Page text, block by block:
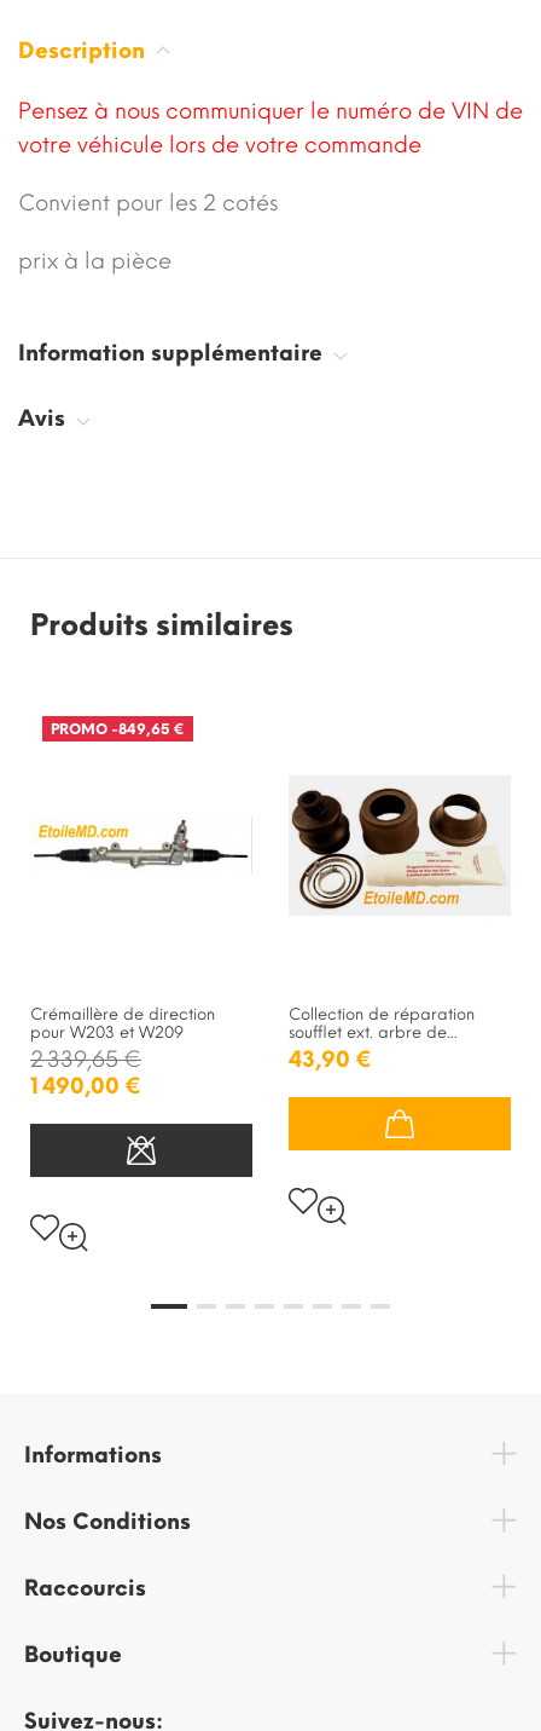
Description
Pensez à nous communiquer le numéro de VIN de
votre véhicule lors de votre commande
Convient pour les 2 cotés
prix à la pièce
Information supplémentaire
Avis
Produits similaires
PROMO -849,65 €
Crémaillère de direction
pour W203 et W209
2 339,65 €
1 490,00 €
Collection de réparation
soufflet ext. arbre de...
43,90 €
Informations
Nos Conditions
Raccourcis
Boutique
Suivez-nous: